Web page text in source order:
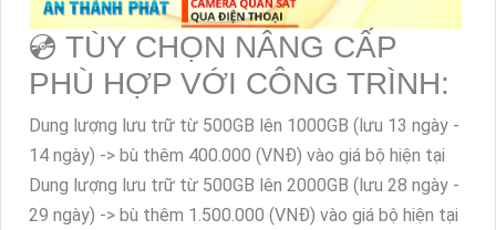
💿 TÙY CHỌN NÂNG CẤP
PHÙ HỢP VỚI CÔNG TRÌNH:
Dung lượng lưu trữ từ 500GB lên 1000GB (lưu 13 ngày -
14 ngày) -> bù thêm 400.000 (VNĐ) vào giá bộ hiện tại
Dung lượng lưu trữ từ 500GB lên 2000GB (lưu 28 ngày -
29 ngày) -> bù thêm 1.500.000 (VNĐ) vào giá bộ hiện tại